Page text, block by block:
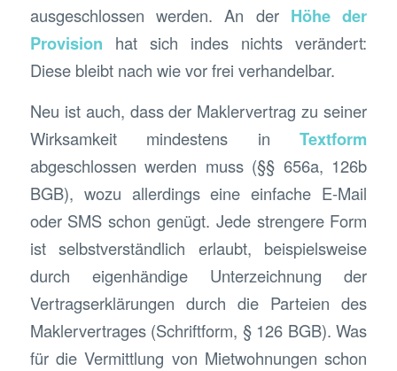
ausgeschlossen werden. An der Höhe der
Provision hat sich indes nichts verändert:
Diese bleibt nach wie vor frei verhandelbar.
Neu ist auch, dass der Maklervertrag zu seiner
Wirksamkeit mindestens inTextform
abgeschlossen werden muss (§§ 656a, 126b
BGB), wozu allerdings eine einfache E-Mail
oder SMS schon genügt. Jede strengere Form
ist selbstverständlich erlaubt, beispielsweise
durch eigenhändige Unterzeichnung der
Vertragserklärungen durch die Parteien des
Maklervertrages (Schriftform, § 126 BGB). Was
für die Vermittlung von Mietwohnungen schon